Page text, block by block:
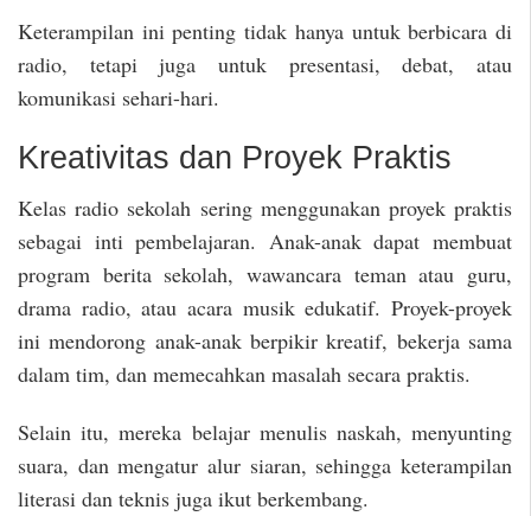
Keterampilan ini penting tidak hanya untuk berbicara di
radio, tetapi juga untuk presentasi, debat, atau
komunikasi sehari-hari.
Kreativitas dan Proyek Praktis
Kelas radio sekolah sering menggunakan proyek praktis
sebagai inti pembelajaran. Anak-anak dapat membuat
program berita sekolah, wawancara teman atau guru,
drama radio, atau acara musik edukatif. Proyek-proyek
ini mendorong anak-anak berpikir kreatif, bekerja sama
dalam tim, dan memecahkan masalah secara praktis.
Selain itu, mereka belajar menulis naskah, menyunting
suara, dan mengatur alur siaran, sehingga keterampilan
literasi dan teknis juga ikut berkembang.